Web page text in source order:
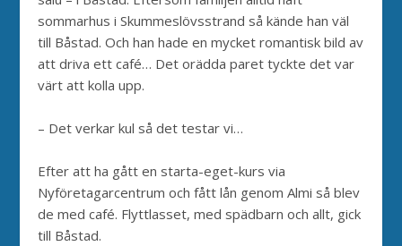
sommarhus i Skummeslövsstrand så kände han väl
till Båstad. Och han hade en mycket romantisk bild av
att driva ett café… Det orädda paret tyckte det var
värt att kolla upp.
– Det verkar kul så det testar vi…
Efter att ha gått en starta-eget-kurs via
Nyföretagarcentrum och fått lån genom Almi så blev
de med café. Flyttlasset, med spädbarn och allt, gick
till Båstad.